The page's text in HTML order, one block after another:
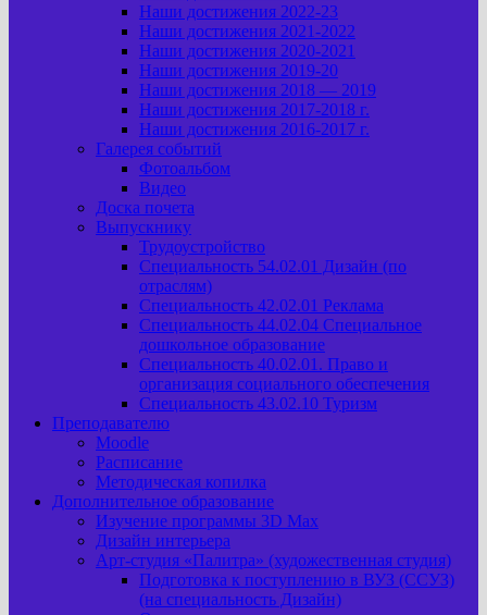
Наши достижения 2022-23
Наши достижения 2021-2022
Наши достижения 2020-2021
Наши достижения 2019-20
Наши достижения 2018 — 2019
Наши достижения 2017-2018 г.
Наши достижения 2016-2017 г.
Галерея событий
Фотоальбом
Видео
Доска почета
Выпускнику
Трудоустройство
Специальность 54.02.01 Дизайн (по
отраслям)
Специальность 42.02.01 Реклама
Специальность 44.02.04 Специальное
дошкольное образование
Специальность 40.02.01. Право и
организация социального обеспечения
Специальность 43.02.10 Туризм
Преподавателю
Moodle
Расписание
Методическая копилка
Дополнительное образование
Изучение программы 3D Max
Дизайн интерьера
Арт-cтудия «Палитра» (художественная студия)
Подготовка к поступлению в ВУЗ (ССУЗ)
(на специальность Дизайн)